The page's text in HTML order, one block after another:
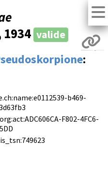
1934 valide
:
b469-
F802-4FC6-